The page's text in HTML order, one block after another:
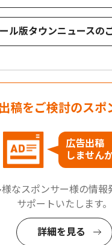
ル版タウンニュースの
稿をご検討のスポ
広告出稿
しません
様なスポンサー様の情報
サポートいたします。
詳細を見る